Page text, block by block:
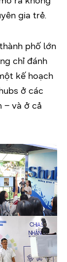
gia trẻ.
phố lớn
chỉ đánh
kế hoạch
ở các
– và ở cả